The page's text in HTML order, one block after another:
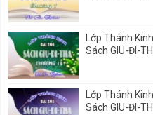
Lớp Thánh
Sách GIU-ĐI-
Lớp Thánh
Sách GIU-ĐI-